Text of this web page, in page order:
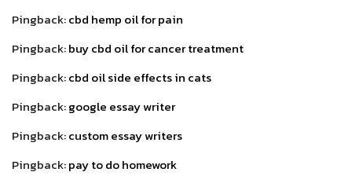
Pingback:cbd hemp oil for pain
Pingback:buy cbd oil for cancer treatment
Pingback:cbd oil side effects in cats
Pingback:google essay writer
Pingback:custom essay writers
Pingback:pay to do homework